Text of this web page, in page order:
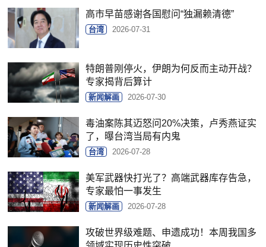
高市早苗感谢各国慰问“独漏赖清德”
台湾 2026-07-31
特朗普刚停火，伊朗为何反而主动开战？
专家揭背后算计
新闻解画 2026-07-30
毒油案陈其迈怒问20%决策，卢秀燕证实
了，曝台湾当局有内鬼
台湾 2026-07-28
美军武器快打光了？高端武器库存告急，
专家最怕一事发生
新闻解画 2026-07-28
攻破世界级难题、申遗成功！本周我国多